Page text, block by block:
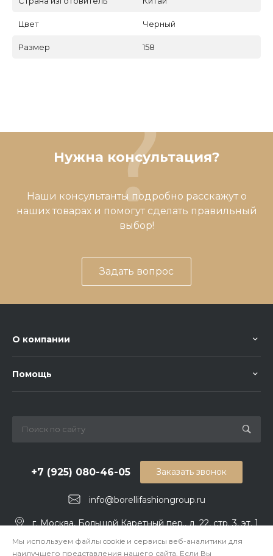
Цвет Черный
Размер 158
Нужна консультация?
Наши консультанты подробно расскажут о
наших товарах и помогут сделать правильный
выбор!
Задать вопрос
О компании
Помощь
+7 (925) 080-46-05
info@borellifashiongroup.ru
Заказать звонок
г. Москва, Большой Каретный пер., д. 22, стр. 3, эт. 1
Мы используем файлы cookie и сервисы веб-аналитики для
наилучшего представления нашего сайта. Если Вы